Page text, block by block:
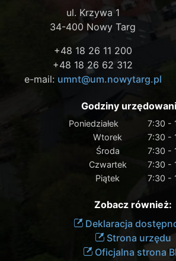
ul. Krzywa 1
34-400 Nowy Targ
+48 18 26 11 200
+48 18 26 62 312
e-mail: umnt@um.nowytarg.pl
Godziny
Poniedziałek
7:30 -
Wtorek
7:30 -
Środa
7:30 -
Czwartek
7:30 -
Piątek
7:30 -
Zobacz również:
Deklaracja
Strona urzędu
Oficjalna strona